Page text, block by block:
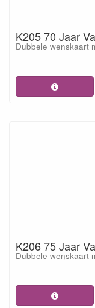
K205 70 Jaar
Dubbele wenskaart
K206 75 Jaar
Dubbele wenskaart